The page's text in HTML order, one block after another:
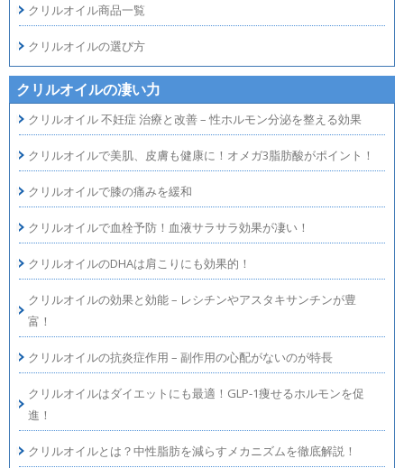
クリルオイル商品一覧
クリルオイルの選び方
クリルオイルの凄い力
クリルオイル 不妊症 治療と改善 – 性ホルモン分泌を整える効果
クリルオイルで美肌、皮膚も健康に！オメガ3脂肪酸がポイント！
クリルオイルで膝の痛みを緩和
クリルオイルで血栓予防！血液サラサラ効果が凄い！
クリルオイルのDHAは肩こりにも効果的！
クリルオイルの効果と効能 – レシチンやアスタキサンチンが豊
富！
クリルオイルの抗炎症作用 – 副作用の心配がないのが特長
クリルオイルはダイエットにも最適！GLP-1痩せるホルモンを促
進！
クリルオイルとは？中性脂肪を減らすメカニズムを徹底解説！